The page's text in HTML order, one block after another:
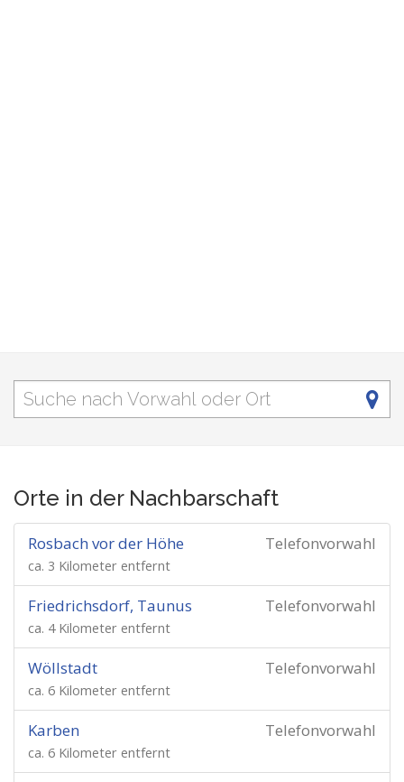
Orte in der Nachbarschaft
Telefonvorwahl
Rosbach vor der Höhe
ca. 3 Kilometer entfernt
Telefonvorwahl
Friedrichsdorf, Taunus
ca. 4 Kilometer entfernt
Telefonvorwahl
Wöllstadt
ca. 6 Kilometer entfernt
Telefonvorwahl
Karben
ca. 6 Kilometer entfernt